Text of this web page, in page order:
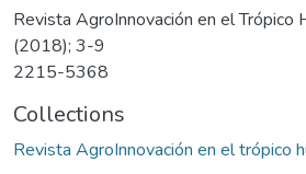
Revista AgroInnovación en el Trópico
(2018); 3-9
2215-5368
Collections
Revista AgroInnovación en el trópico